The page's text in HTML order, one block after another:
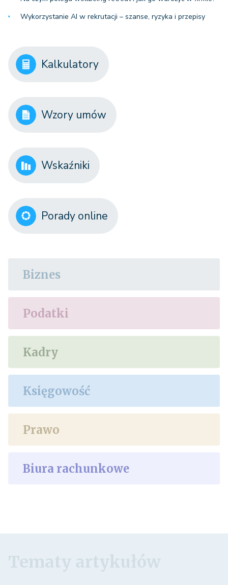
Wykorzystanie AI w rekrutacji – szanse, ryzyka i przepisy
Kalkulatory
Wzory umów
Wskaźniki
Porady online
Biznes
Podatki
Kadry
Księgowość
Prawo
Biura rachunkowe